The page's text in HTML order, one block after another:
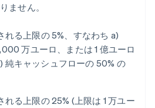
ません。
れる上限の 5%、すなわち a)
万ユーロ、または 1 億ユーロ
純キャッシュフローの 50% の
る上限の 25% (上限は 1 万ユー